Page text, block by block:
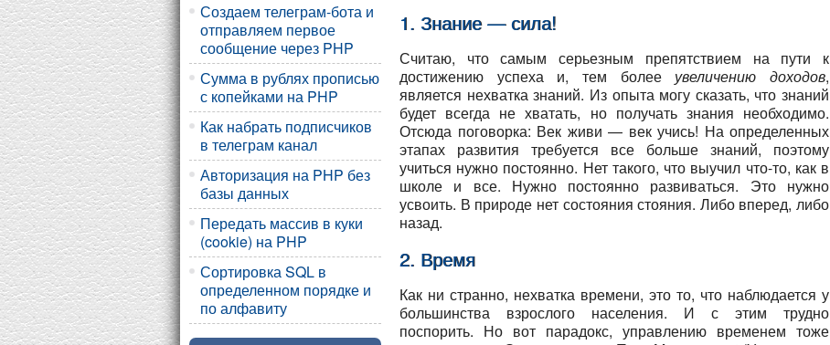
Создаем телеграм-бота и
отправляем первое
сообщение через PHP
Сумма в рублях прописью
с копейками на PHP
Как набрать подписчиков
в телеграм канал
Авторизация на PHP без
базы данных
Передать массив в куки
(cookie) на PHP
Сортировка SQL в
определенном порядке и
по алфавиту
1. Знание — сила!
Считаю, что самым серьезным препятствием на пути к
достижению успеха и, тем более увеличению доходов,
является нехватка знаний. Из опыта могу сказать, что знаний
будет всегда не хватать, но получать знания необходимо.
Отсюда поговорка: Век живи — век учись! На определенных
этапах развития требуется все больше знаний, поэтому
учиться нужно постоянно. Нет такого, что выучил что-то, как в
школе и все. Нужно постоянно развиваться. Это нужно
усвоить. В природе нет состояния стояния. Либо вперед, либо
назад.
2. Время
Как ни странно, нехватка времени, это то, что наблюдается у
большинства взрослого населения. И с этим трудно
поспорить. Но вот парадокс, управлению временем тоже